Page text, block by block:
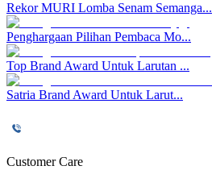
Rekor MURI Lomba Senam Semanga...
Penghargaan Pilihan Pembaca Mo...
Top Brand Award Untuk Larutan ...
Satria Brand Award Untuk Larut...
Customer Care